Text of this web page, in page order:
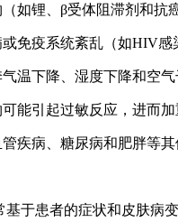
如锂、β受体阻滞剂和抗
免疫系统紊乱（如HIV感
温下降、湿度下降和空气
能引起过敏反应，进而加
疾病、糖尿病和肥胖等
于患者的症状和皮肤病